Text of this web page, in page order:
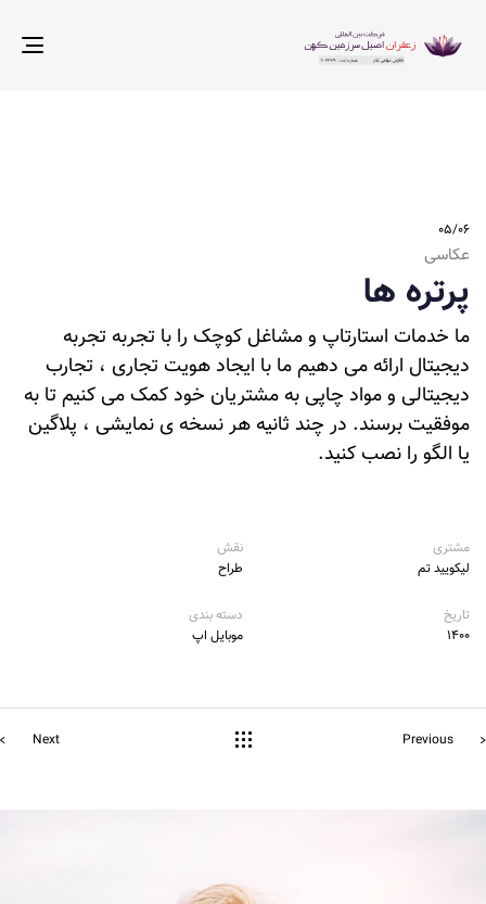
عکاسی
پرتره ها
ما خدمات استارتاپ و مشاغل کوچک را با تجربه تجربه
دیجیتال ارائه می دهیم ما با ایجاد هویت تجاری ، تجارب
دیجیتالی و مواد چاپی به مشتریان خود کمک می کنیم تا به
موفقیت برسند. در چند ثانیه هر نسخه ی نمایشی ، پلاگین
یا الگو را نصب کنید.
مشتری
لیکویید تم
نقش
طراح
تاریخ
۱۴۰۰
دسته بندی
موبایل اپ
۰۵/۰۶
Previous
Next